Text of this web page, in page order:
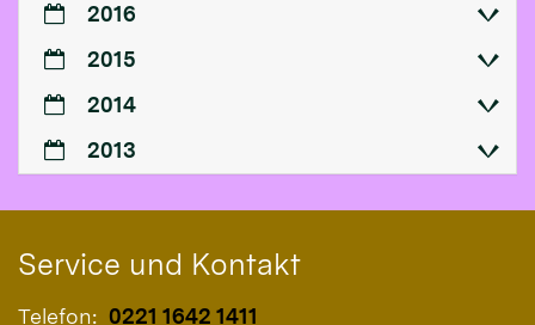
2016
2015
2014
2013
Service und Kontakt
Telefon: 0221 1642 1411